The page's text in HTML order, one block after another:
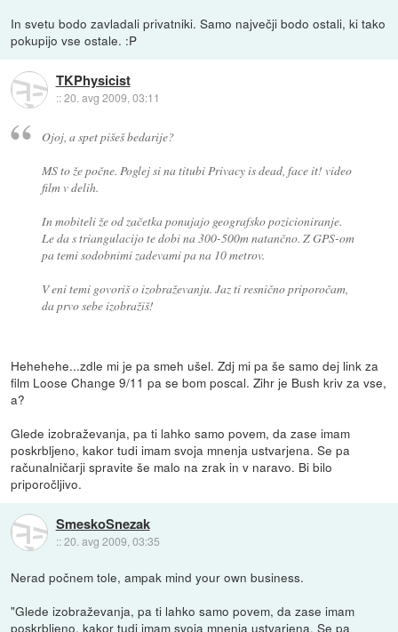
In svetu bodo zavladali privatniki. Samo največji bodo ostali, ki tako
pokupijo vse ostale. :P
TKPhysicist
::20. avg 2009, 03:11
Ojoj, a spet pišeš bedarije?
MS to že počne. Poglej si na titubi Privacy is dead, face it! video
film v delih.
In mobiteli že od začetka ponujajo geografsko pozicioniranje.
Le da s triangulacijo te dobi na 300-500m natančno. Z GPS-om
pa temi sodobnimi zadevami pa na 10 metrov.
V eni temi govoriš o izobraževanju. Jaz ti resnično priporočam,
da prvo sebe izobražiš!
Hehehehe...zdle mi je pa smeh ušel. Zdj mi pa še samo dej link za
film Loose Change 9/11 pa se bom poscal. Zihr je Bush kriv za vse,
a?
Glede izobraževanja, pa ti lahko samo povem, da zase imam
poskrbljeno, kakor tudi imam svoja mnenja ustvarjena. Se pa
računalničarji spravite še malo na zrak in v naravo. Bi bilo
priporočljivo.
SmeskoSnezak
::20. avg 2009, 03:35
Nerad počnem tole, ampak mind your own business.
"Glede izobraževanja, pa ti lahko samo povem, da zase imam
poskrbljeno, kakor tudi imam svoja mnenja ustvarjena. Se pa